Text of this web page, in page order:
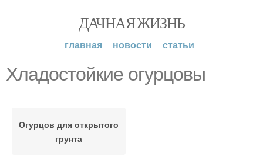
ДАЧНАЯ ЖИЗНЬ
главная новости статьи
Хладостойкие огурцовы
Огурцов для открытого
грунта